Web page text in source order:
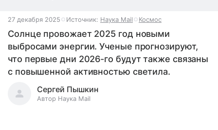
27 декабря 2025 Источник: Наука Mail Космос
Солнце провожает 2025 год новыми
выбросами энергии. Ученые прогнозируют,
что первые дни 2026-го будут также связаны
с повышенной активностью светила.
Сергей Пышкин
Автор Наука Mail